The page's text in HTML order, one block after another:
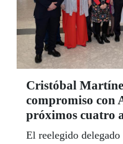
Cristóbal
compromiso con
próximos cuatro
El reelegido